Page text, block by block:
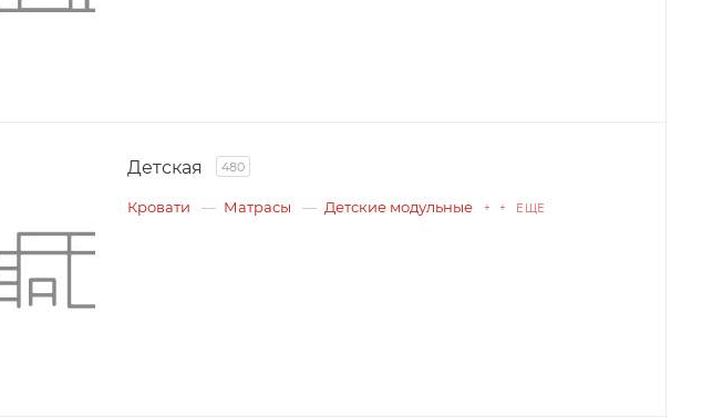
Детская 480
Кровати Матрасы Детские модульные + + ЕЩЕ